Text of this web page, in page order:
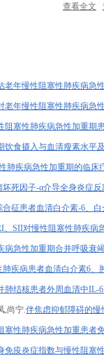
查看全文
老年慢性阻塞性肺疾病急
老年慢性阻塞性肺疾病急
阻塞性肺疾病急性加重期
饮食摄入与血清瘦素水平
肺疾病急性加重期的临床
死因子-α介导全身炎症
征患者血清白介素-6、
、SII对慢性阻塞性肺疾病
病急性加重期合并呼吸衰
肺疾病患者血清白介素6
肺结核患者外周血清中IL-
,尚宁.伴焦虑抑郁障碍的
塞性肺疾病急性加重患者
免疫炎症指数与慢性阻塞